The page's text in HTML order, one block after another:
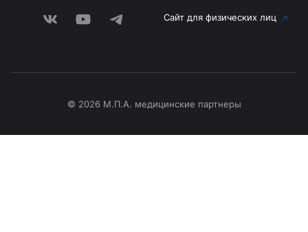
Сайт для физических лиц
© 2026 М.П.А. медицинские партнеры